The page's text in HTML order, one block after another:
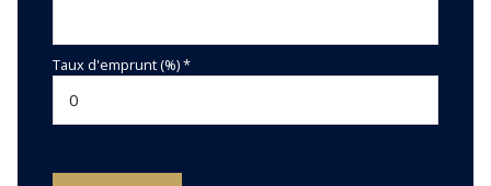
Taux d'emprunt (%) *